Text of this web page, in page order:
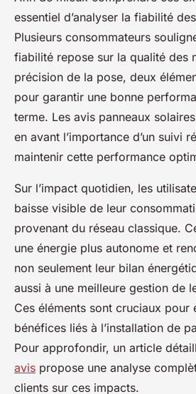
essentiel d’analyser la fiabilité
Plusieurs consommateurs
fiabilité repose sur la qualité des
précision de la pose, deux
pour garantir une bonne
terme. Les avis panneaux
en avant l’importance d’un suivi
maintenir cette performance
Sur l’impact quotidien, les
baisse visible de leur
provenant du réseau classique.
une énergie plus autonome et
non seulement leur bilan
aussi à une meilleure gestion de
Ces éléments sont cruciaux pour
bénéfices liés à l’installation de
Pour approfondir, un article
avis propose une analyse
clients sur ces impacts.